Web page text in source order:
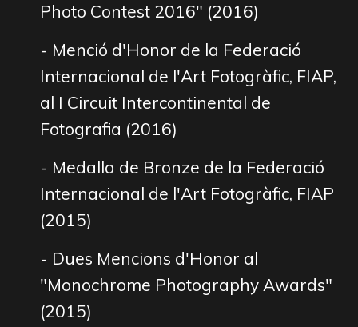
Photo Contest 2016" (2016)
- Menció d'Honor de la Federació
Internacional de l'Art Fotogràfic, FIAP,
al I Circuit Intercontinental de
Fotografia (2016)
- Medalla de Bronze de la Federació
Internacional de l'Art Fotogràfic, FIAP
(2015)
- Dues Mencions d'Honor al
"Monochrome Photography Awards"
(2015)